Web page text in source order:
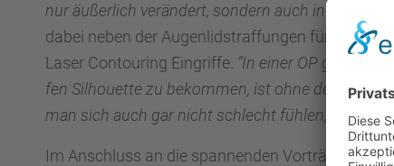
nur äußer­lich verän­dert, sondern auch in ihrer
dabei neben der Augen­lid­s­traf­fun­gen für Ober-
Laser Contou­ring Eingriffe. “In einer OP
fen Silhou­ette zu bekom­men, ist ohne den Laser
man sich auch gar nicht schlecht fühlen, wenn
Im Anschluss an die spannen­den Vorträge gab